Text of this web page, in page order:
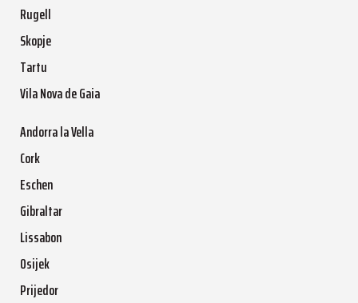
Rugell
Skopje
Tartu
Vila Nova de Gaia
Andorra la Vella
Cork
Eschen
Gibraltar
Lissabon
Osijek
Prijedor